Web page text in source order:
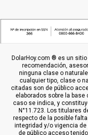
DolarHoy.com ® es un
recomendación,
ninguna clase o
cualquier tipo, clase o
citadas son de público
elaborados sobre la
caso se indica, y
N°11.723. Los titulares
respecto de la posible
integridad y/o vigencia
de público acceso